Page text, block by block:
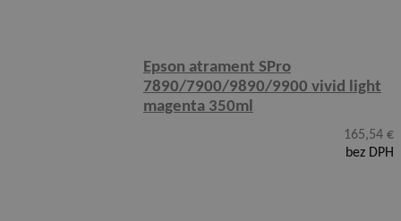
Epson atrament SPro
7890/7900/9890/9900 vivid light
magenta 350ml
165,54 €
bez DPH